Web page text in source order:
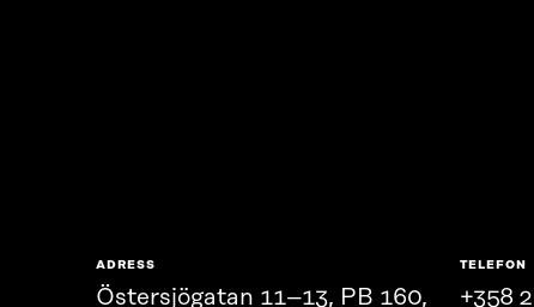
ADRESS
Östersjögatan 11–13, PB 160,
TELEFON
+358